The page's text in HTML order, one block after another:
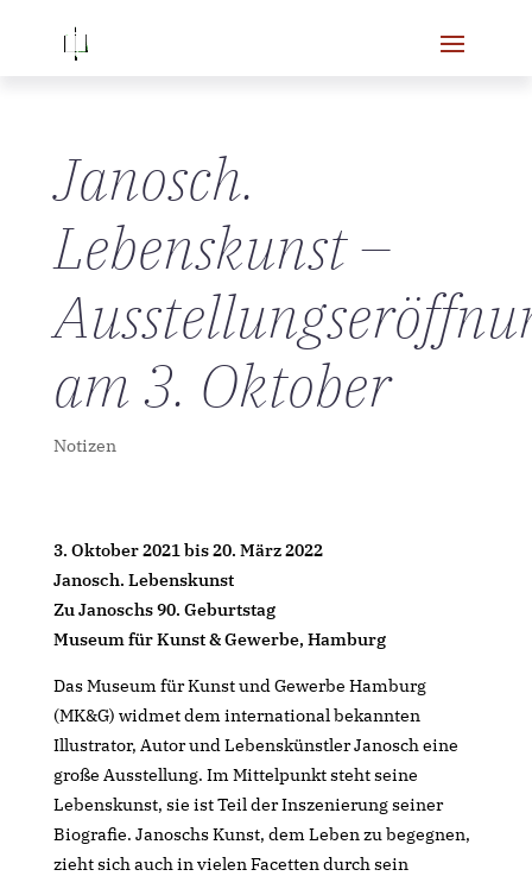
Janosch.
Lebenskunst –
am 3. Oktober
Notizen
3. Oktober 2021 bis 20. März 2022
Janosch. Lebenskunst
Zu Janoschs 90. Geburtstag
Museum für Kunst & Gewerbe, Hamburg
Das Museum für Kunst und Gewerbe Hamburg
(MK&G) widmet dem international bekannten
Illustrator, Autor und Lebenskünstler Janosch eine
große Ausstellung. Im Mittelpunkt steht seine
Lebenskunst, sie ist Teil der Inszenierung seiner
Biografie. Janoschs Kunst, dem Leben zu begegnen,
zieht sich auch in vielen Facetten durch sein